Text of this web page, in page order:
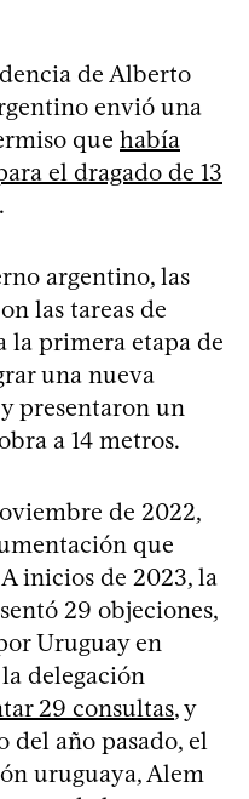
de Alberto
envió una
que había
el dragado de 13
.
argentino, las
las tareas de
la primera etapa de
una nueva
presentaron un
a 14 metros.
de 2022,
que
inicios de 2023, la
29 objeciones,
Uruguay en
delegación
29 consultas, y
del año pasado, el
uruguaya, Alem